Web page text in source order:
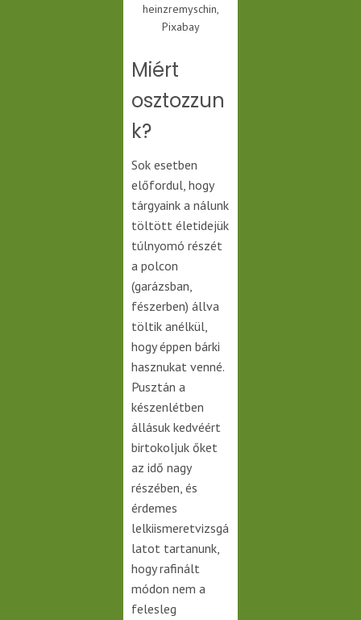
heinzremyschin,
Pixabay
Miért
osztozzun
k?
Sok esetben
előfordul, hogy
tárgyaink a nálunk
töltött életidejük
túlnyomó részét
a polcon
(garázsban,
fészerben) állva
töltik anélkül,
hogy éppen bárki
hasznukat venné.
Pusztán a
készenlétben
állásuk kedvéért
birtokoljuk őket
az idő nagy
részében, és
érdemes
lelkiismeretvizsgá
latot tartanunk,
hogy rafinált
módon nem a
felesleg